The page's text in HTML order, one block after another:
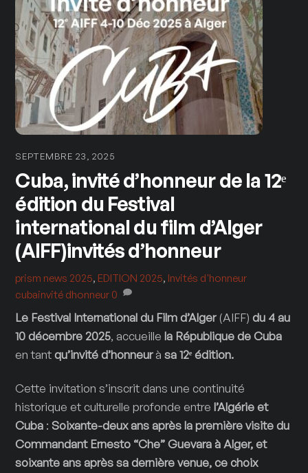
SEPTEMBRE 23, 2025
Cuba, invité d’honneur de la 12ᵉ
édition du Festival
international du film d’Alger
(AIFF)invités d’honneur
prism news 2025, EDITION 2025, Invités d'honneur
cubainvité dhonneur 0
Le Festival International du Film d’Alger(AIFF)du 4 au
10 décembre 2025, accueillela République de Cuba
en tantqu’invité d’honneuràsa 12ᵉédition.
Cette invitation s’inscrit dans une continuité
historique et culturelle profonde entrel’Algérie et
Cuba : Soixante-deux ans après la première visite du
Commandant Ernesto “Che” Guevara à Alger, et
soixante ans après sa dernière venue, ce choix